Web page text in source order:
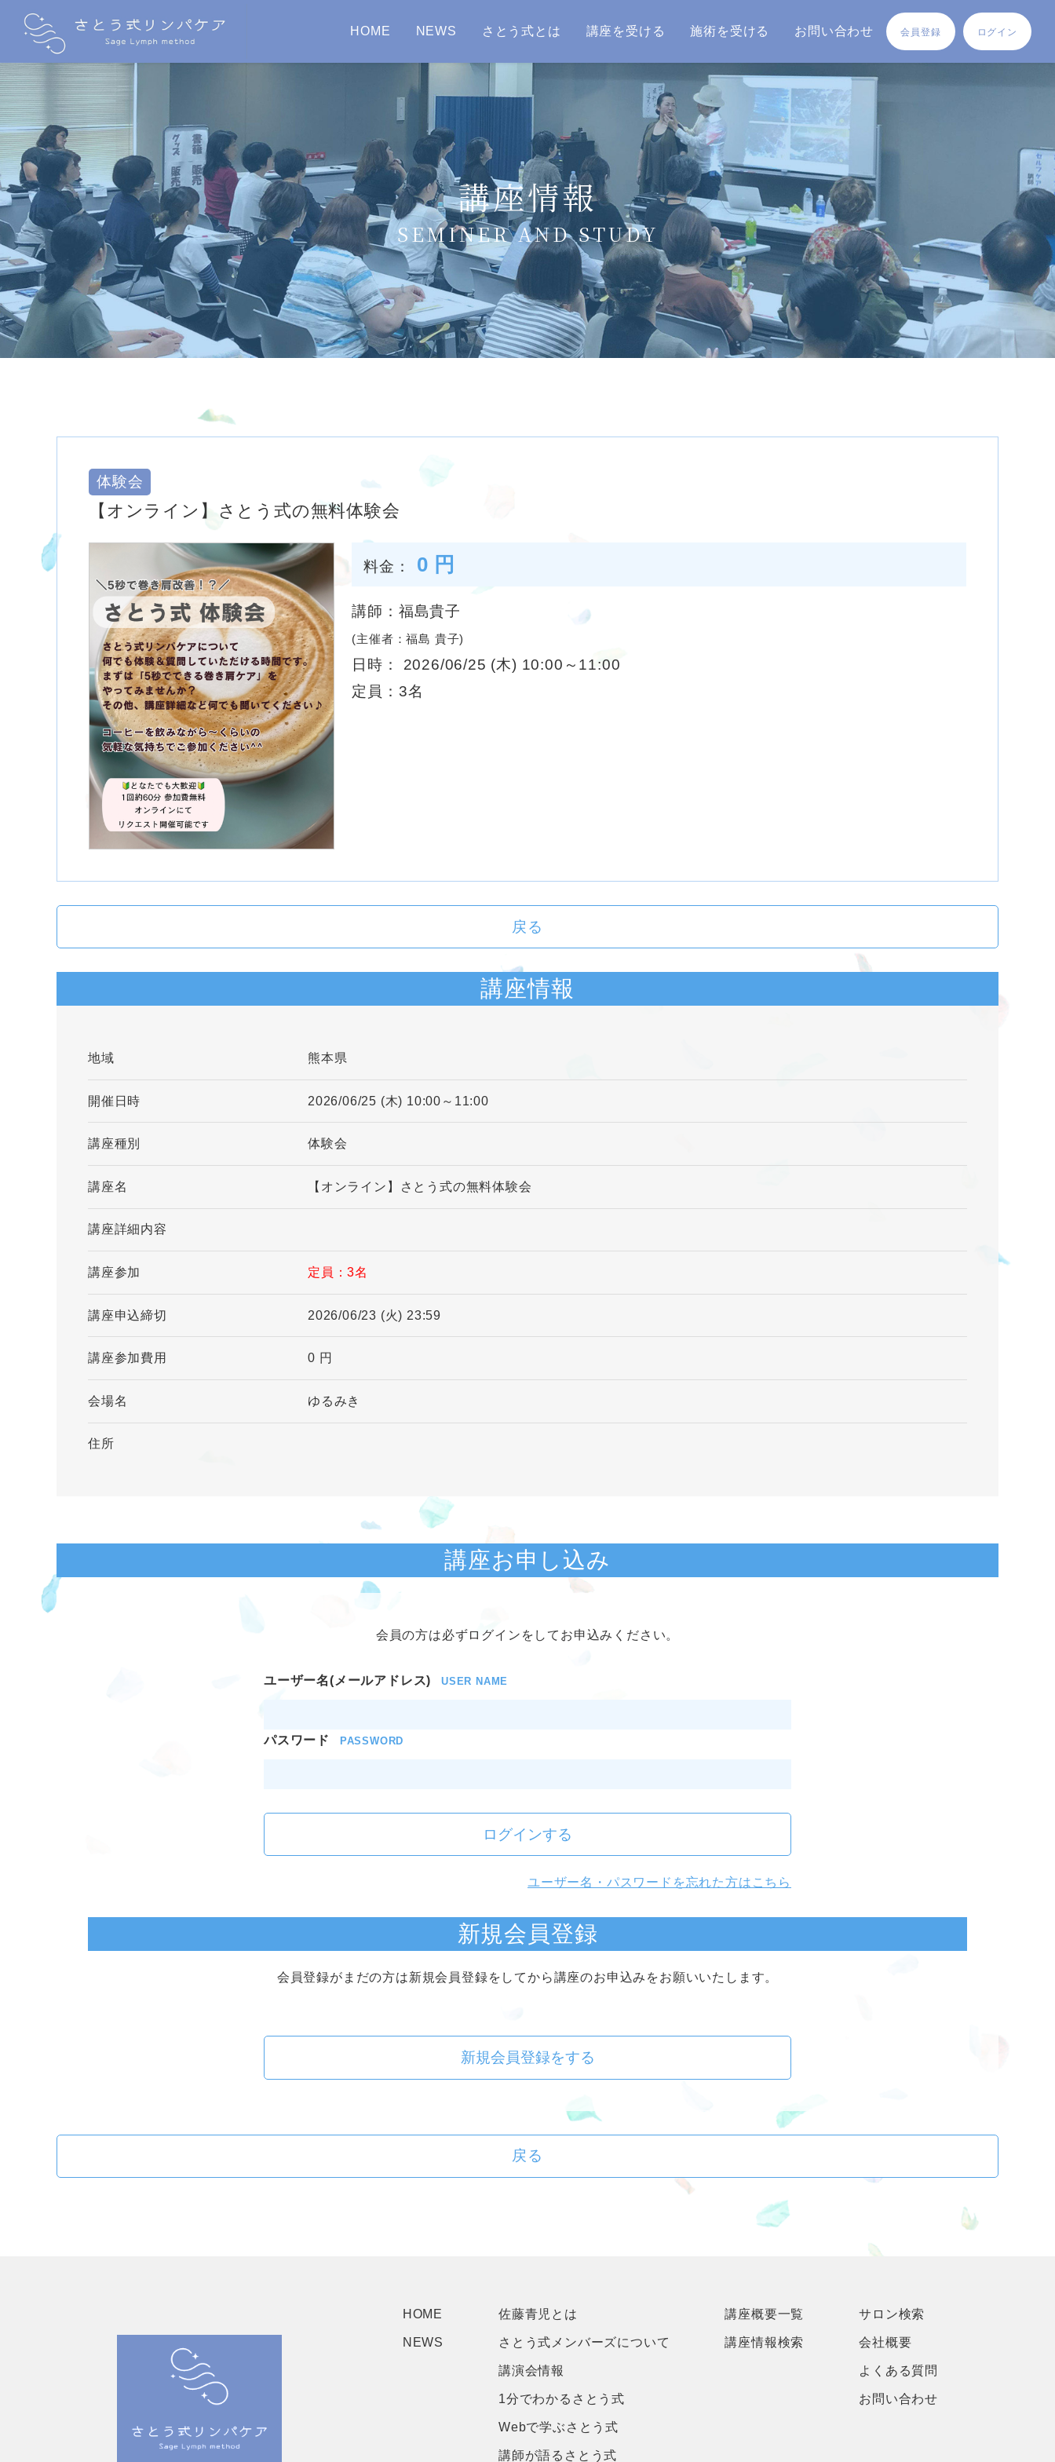
HOME NEWS さとう式とは 講座を受ける 施術を受ける お問い合わせ 会員登録 ログイン
講座情報
SEMINER AND STUDY
体験会
【オンライン】さとう式の無料体験会
料金： 0 円
講師：福島貴子
(主催者：福島 貴子)
日時： 2026/06/25 (木) 10:00～11:00
定員：3名
戻る
講座情報
地域 熊本県
開催日時 2026/06/25 (木) 10:00～11:00
講座種別 体験会
講座名 【オンライン】さとう式の無料体験会
講座詳細内容
講座参加 定員：3名
講座申込締切 2026/06/23 (火) 23:59
講座参加費用 0 円
会場名 ゆるみき
住所
講座お申し込み
会員の方は必ずログインをしてお申込みください。
ユーザー名(メールアドレス) USER NAME
パスワード PASSWORD
ログインする
ユーザー名・パスワードを忘れた方はこちら
新規会員登録
会員登録がまだの方は新規会員登録をしてから講座のお申込みをお願いいたします。
新規会員登録をする
戻る
HOME
NEWS
佐藤青児とは
さとう式メンバーズについて
講演会情報
1分でわかるさとう式
Webで学ぶさとう式
講師が語るさとう式
講座概要一覧
講座情報検索
サロン検索
会社概要
よくある質問
お問い合わせ